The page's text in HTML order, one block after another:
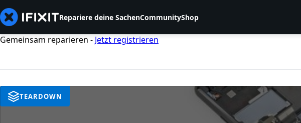
Repariere deine SachenCommunityShop
Gemeinsam reparieren - Jetzt registrieren
TEARDOWN